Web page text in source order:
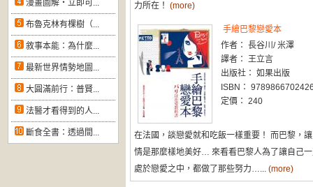
漫畫圖解‧立即可...
布魯克林有棵樹（...
敘事本能：為什麼...
最新世界情勢地圖...
大圓滿前行：普賢...
法醫才看得到的人...
斷食全書：透過間...
力所在！ (more)
手繪巴黎戀愛本
作者： 長谷川/ 米澤
譯者： 王立言
出版社： 如果出版
ISBN：
定價： 240
在法國，談戀愛就和吃飯一樣重要！ 而巴黎，
情是那麼樣地美好… 來看看巴黎人為了讓自己
處於戀愛之中，都做了那些努力…... (more)